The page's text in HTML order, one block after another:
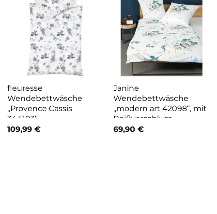
fleuresse
Wendebettwäsche
„Provence Cassis
344103“
109,99 €
Janine
Wendebettwäsche
„modern art 42098“, mit
Reißverschluss
69,90 €